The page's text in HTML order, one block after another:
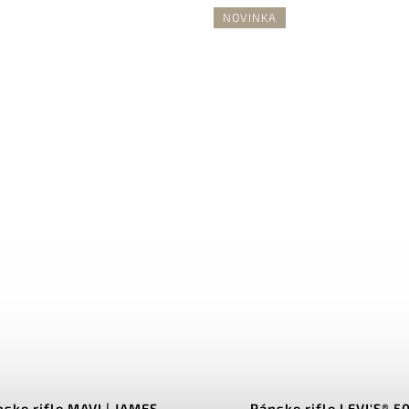
NOVINKA